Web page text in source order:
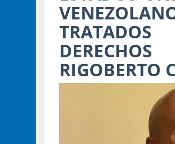
RIGOBERTO